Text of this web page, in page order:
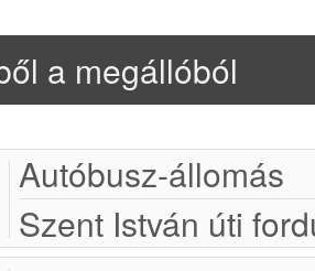
a megállóból
Autóbusz-állomás
Szent István úti